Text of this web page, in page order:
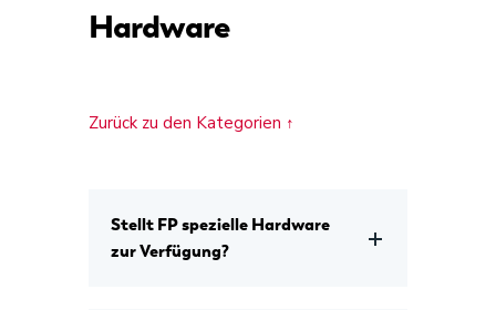
Hardware
Zurück zu den Kategorien ↑
Stellt FP spezielle Hardware
zur Verfügung?